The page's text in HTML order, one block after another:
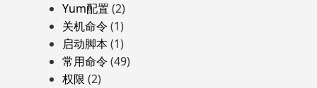
Yum配置 (2)
关机命令 (1)
启动脚本(1)
常用命令 (49)
权限 (2)